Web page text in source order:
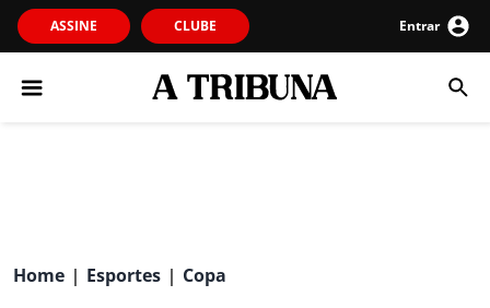
ASSINE CLUBE Entrar
Home | Esportes | Copa